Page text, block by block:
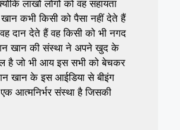
लाखों लोगों को वह सहायता
कभी किसी को पैसा नहीं देते हैं
दान देते हैं वह किसी को भी नगद
खान की संस्था ने अपने खुद के
है जो भी आय इस सभी को बेचकर
खान के इस आईडिया से बीइंग
आत्मनिर्भर संस्था है जिसकी